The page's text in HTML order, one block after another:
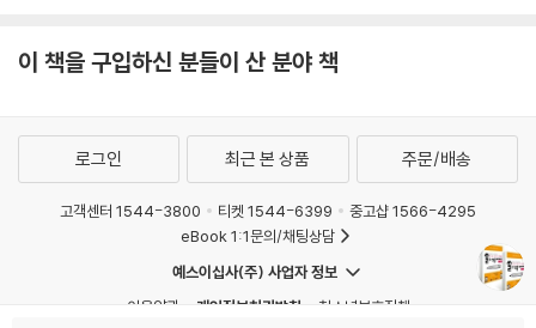
이 책을 구입하신 분들이 산 분야 책
로그인 최근 본 상품 주문/배송
고객센터 1544-3800 티켓 1544-6399
중고샵 1566-4295
eBook 1:1문의/채팅상담
예스이십사(주) 사업자 정보
이용약관
개인정보처리방침
청소년보호정책